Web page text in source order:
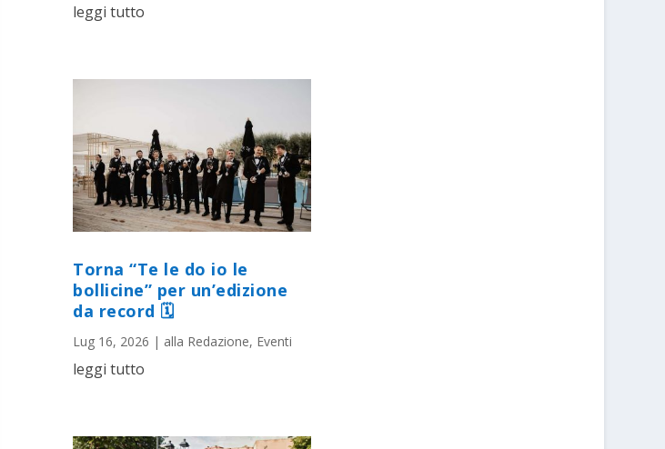
leggi tutto
Torna “Te le do io le
bollicine” per un’edizione
da record 🗓
Lug 16, 2026 | alla Redazione, Eventi
leggi tutto